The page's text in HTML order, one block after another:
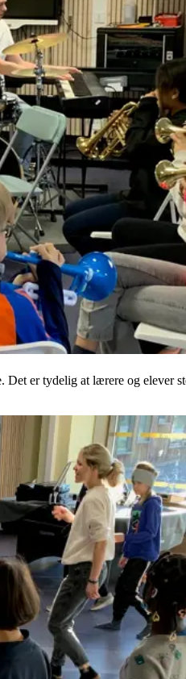
er tydelig at lærere og elever